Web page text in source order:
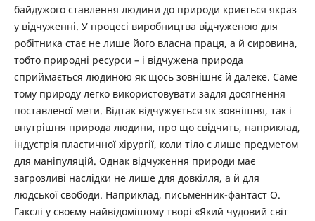
байдужого ставлення людини до природи криється якраз
у відчуженні. У процесі виробництва відчуженою для
робітника стає не лише його власна праця, а й сировина,
тобто природні ресурси – і відчужена природа
сприймається людиною як щось зовнішнє й далеке. Саме
тому природу легко використовувати задля досягнення
поставленої мети. Відтак відчужується як зовнішня, так і
внутрішня природа людини, про що свідчить, наприклад,
індустрія пластичної хірургії, коли тіло є лише предметом
для маніпуляцій. Однак відчуження природи має
загрозливі наслідки не лише для довкілля, а й для
людської свободи. Наприклад, письменник-фантаст О.
Гакслі у своєму найвідомішому творі «Який чудовий світ